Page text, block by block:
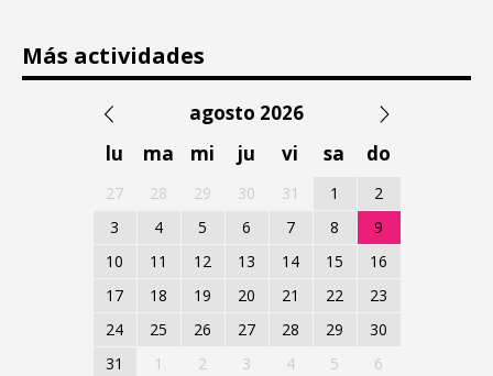
Más actividades
agosto 2026
lu
ma mi ju vi sa do
27 28 29 30 31 1
2
3
4 5 6 7 8
9
10
11 12 13 14 15
16
17
18 19 20 21 22
23
24
25 26 27 28 29
30
31
1 2 3 4 5 6